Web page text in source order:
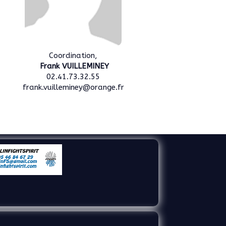
Coordination,
Frank VUILLEMINEY
02.41.73.32.55
frank.vuilleminey@orange.fr